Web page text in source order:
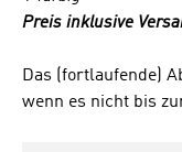
Preis inklusive
Das (fortlaufende)
wenn es nicht bis